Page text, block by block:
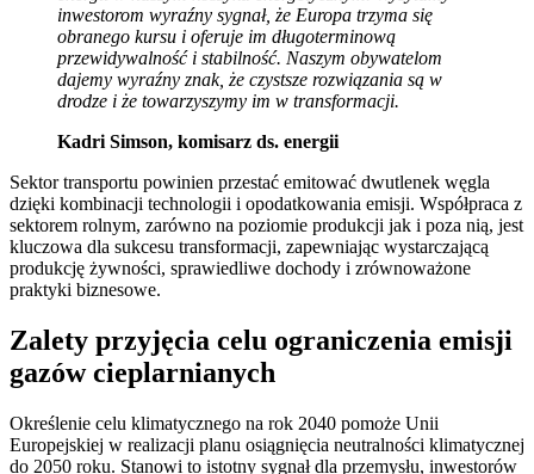
inwestorom wyraźny sygnał, że Europa trzyma się
obranego kursu i oferuje im długoterminową
przewidywalność i stabilność. Naszym obywatelom
dajemy wyraźny znak, że czystsze rozwiązania są w
drodze i że towarzyszymy im w transformacji.
Kadri Simson, komisarz ds. energii
Sektor transportu powinien przestać emitować dwutlenek węgla
dzięki kombinacji technologii i opodatkowania emisji. Współpraca z
sektorem rolnym, zarówno na poziomie produkcji jak i poza nią, jest
kluczowa dla sukcesu transformacji, zapewniając wystarczającą
produkcję żywności, sprawiedliwe dochody i zrównoważone
praktyki biznesowe.
Zalety przyjęcia celu ograniczenia emisji
gazów cieplarnianych
Określenie celu klimatycznego na rok 2040 pomoże Unii
Europejskiej w realizacji planu osiągnięcia neutralności klimatycznej
do 2050 roku. Stanowi to istotny sygnał dla przemysłu, inwestorów